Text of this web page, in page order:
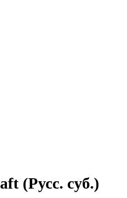
(Русс. суб.)